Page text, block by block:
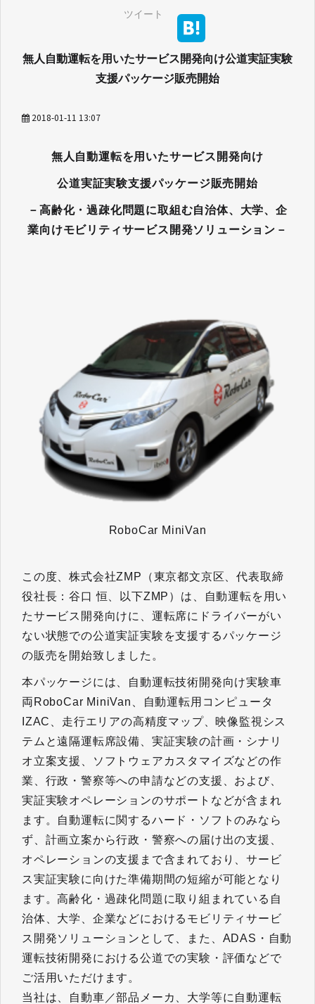
ツイート
無人自動運転を用いたサービス開発向け公道実証実験
支援パッケージ販売開始
2018-01-11 13:07
無人自動運転を用いたサービス開発向け
公道実証実験支援パッケージ販売開始
－高齢化・過疎化問題に取組む自治体、大学、企
業向けモビリティサービス開発ソリューション－
RoboCar MiniVan
この度、株式会社ZMP（東京都文京区、代表取締
役社長：谷口 恒、以下ZMP）は、自動運転を用い
たサービス開発向けに、運転席にドライバーがい
ない状態での公道実証実験を支援するパッケージ
の販売を開始致しました。
本パッケージには、自動運転技術開発向け実験車
両RoboCar MiniVan、自動運転用コンピュータ
IZAC、走行エリアの高精度マップ、映像監視シス
テムと遠隔運転席設備、実証実験の計画・シナリ
オ立案支援、ソフトウェアカスタマイズなどの作
業、行政・警察等への申請などの支援、および、
実証実験オペレーションのサポートなどが含まれ
ます。自動運転に関するハード・ソフトのみなら
ず、計画立案から行政・警察への届け出の支援、
オペレーションの支援まで含まれており、サービ
ス実証実験に向けた準備期間の短縮が可能となり
ます。高齢化・過疎化問題に取り組まれている自
治体、大学、企業などにおけるモビリティサービ
ス開発ソリューションとして、また、ADAS・自動
運転技術開発における公道での実験・評価などで
ご活用いただけます。
当社は、自動車／部品メーカ、大学等に自動運転